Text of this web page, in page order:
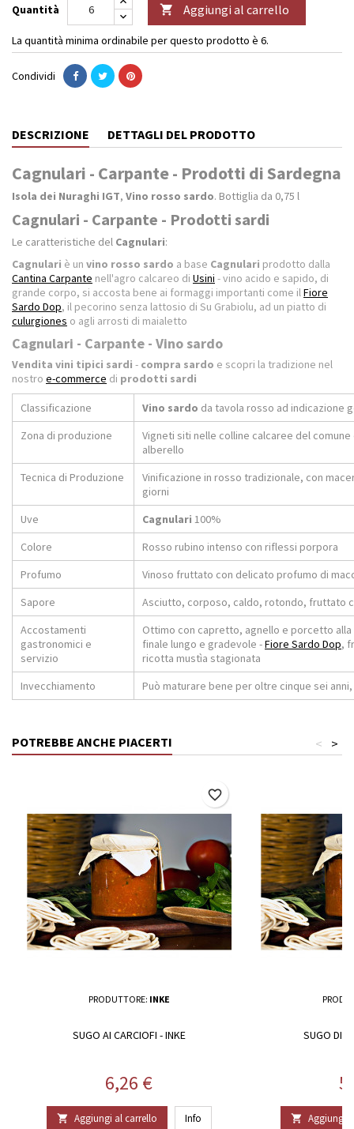
Quantità  Aggiungi al carrello
La quantità minima ordinabile per questo prodotto è 6.
Condividi
DESCRIZIONE DETTAGLI DEL PRODOTTO
Cagnulari - Carpante - Prodotti di Sardegna
Isola dei Nuraghi IGT, Vino rosso sardo. Bottiglia da 0,75 l
Cagnulari - Carpante - Prodotti sardi
Le caratteristiche del Cagnulari:
Cagnulari è un vino rosso sardo a base Cagnulari prodotto dalla
Cantina Carpante nell'agro calcareo di Usini - vino acido e sapido, di
grande corpo, si accosta bene ai formaggi importanti come ilFiore
Sardo Dop, il pecorino senza lattosio di Su Grabiolu, ad un piatto di
culurgiones o agli arrosti di maialetto
Cagnulari - Carpante - Vino sardo
Vendita vini tipici sardi - compra sardo e scopri la tradizione nel
nostro e-commerce di prodotti sardi
Classificazione Vino sardo da tavola rosso ad indicazione
Zona di produzione
Vigneti siti nelle colline calcaree del
alberello
Tecnica di Produzione
Vinificazione in rosso tradizionale, con
giorni
Uve
Cagnulari 100%
Colore
Rosso rubino intenso con riflessi porpora
Profumo
Vinoso fruttato con delicato profumo di
Sapore
Asciutto, corposo, caldo, rotondo, fruttato
Accostamenti
gastronomici e
servizio
Ottimo con capretto, agnello e porcetto alla
finale lungo e gradevole -Fiore Sardo Dop,
ricotta mustìa stagionata
Invecchiamento
Può maturare bene per oltre cinque sei
POTREBBE ANCHE PIACERTI >
<
PRODUTTORE: INKE
SUGO AI CARCIOFI - INKE
Prezzo
6,26 €
 Aggiungi al carrello Info
favorite_border
SUGO DI
 Aggiungi